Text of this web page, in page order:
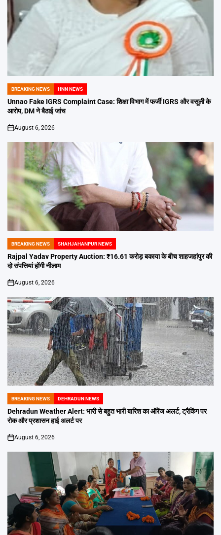
POSTED
IN
BREAKING NEWS HNN NEWS
Unnao Fake IGRS Complaint Case: शिक्षा विभाग में फर्जी IGRS और वसूली के
आरोप, DM ने बैठाई जांच
on
August 6, 2026
POSTED
IN
BREAKING NEWS SHAHJAHANPUR NEWS
Rajpal Yadav Property Auction: ₹16.61 करोड़ बकाया के बीच शाहजहांपुर की
दो संपत्तियां होंगी नीलाम
on
August 6, 2026
POSTED
IN
BREAKING NEWS DEHRADUN NEWS
Dehradun Weather Alert: भारी से बहुत भारी बारिश का ऑरेंज अलर्ट, ट्रैकिंग पर
रोक और प्रशासन हाई अलर्ट पर
on
August 6, 2026